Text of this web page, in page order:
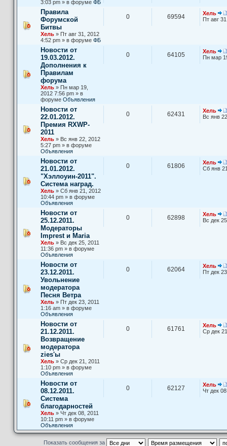
3:03 pm » в форуме ФБ
Правила
Форумской
Битвы
Хель » Пт авг 31, 2012
4:52 pm » в форуме ФБ
0 69594
Хель
Пт авг
Новости от
19.03.2012.
Дополнения к
Правилам
форума
Хель » Пн мар 19,
2012 7:56 pm » в
форуме Объявления
0 64105
Хель
Пн мар
Новости от
22.01.2012.
Премия RXWP-
2011
Хель » Вс янв 22, 2012
5:27 pm » в форуме
Объявления
0 62431
Хель
Вс янв
Новости от
21.01.2012.
"Хэллоуин-2011".
Система наград.
Хель » Сб янв 21, 2012
10:44 pm » в форуме
Объявления
0 61806
Хель
Сб янв
Новости от
25.12.2011.
Модераторы
Imprest и Maria
Хель » Вс дек 25, 2011
11:36 pm » в форуме
Объявления
0 62898
Хель
Вс дек
Новости от
23.12.2011.
Увольнение
модератора
Песня Ветра
Хель » Пт дек 23, 2011
1:16 am » в форуме
Объявления
0 62064
Хель
Пт дек
Новости от
21.12.2011.
Возвращение
модератора
zies'ы
Хель » Ср дек 21, 2011
1:10 pm » в форуме
Объявления
0 61761
Хель
Ср дек
Новости от
08.12.2011.
Система
благодарностей
Хель » Чт дек 08, 2011
10:11 pm » в форуме
Объявления
0 62127
Хель
Чт дек
Показать сообщения за